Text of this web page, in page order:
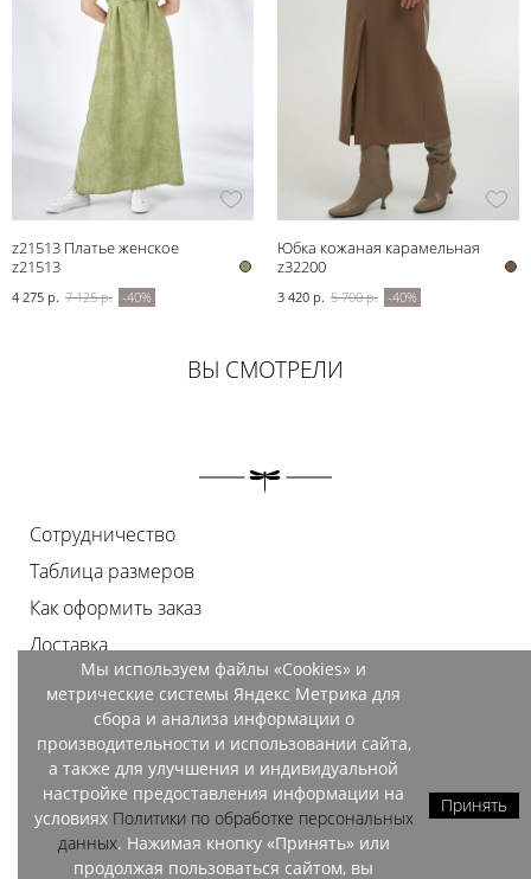
z21513 Платье женское
z21513
4 275 р. 7 125 р. -40%
Юбка кожаная карамельная
z32200
3 420 р. 5 700 р. -40%
ВЫ СМОТРЕЛИ
Сотрудничество
Таблица размеров
Как оформить заказ
Доставка
Оплата
Возврат
Документы
Контакты
Магазины
Мы используем файлы «Cookies» и
метрические системы Яндекс Метрика для
сбора и анализа информации о
производительности и использовании сайта,
а также для улучшения и индивидуальной
настройке предоставления информации на
условиях Политики по обработке персональных
данных. Нажимая кнопку «Принять» или
продолжая пользоваться сайтом, вы
Принять